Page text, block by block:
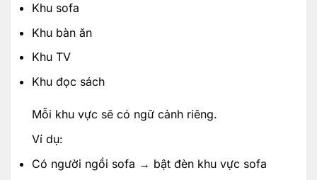
Khu sofa
Khu bàn ăn
Khu TV
Khu đọc sách
Mỗi khu vực sẽ có ngữ cảnh riêng.
Ví dụ:
Có người ngồi sofa → bật đèn khu vực sofa